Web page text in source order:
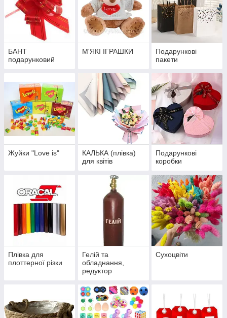
БАНТ
подарунковий
М'ЯКІ ІГРАШКИ
Подарункові
пакети
Жуйки "Love is"
КАЛЬКА (плівка)
для квітів
Подарункові
коробки
Плівка для
плоттерної різки
Гелій та
обладнання,
редуктор
Сухоцвіти